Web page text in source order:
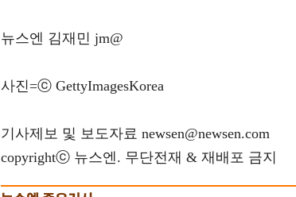
뉴스엔 김재민 jm@
사진=ⓒ GettyImagesKorea
기사제보 및 보도자료 newsen@newsen.com
copyrightⓒ 뉴스엔. 무단전재 & 재배포 금지